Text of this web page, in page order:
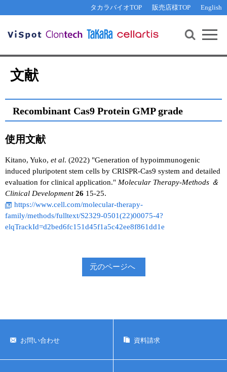
タカラバイオTOP 販売店様TOP English
機能解析・サイレンシング
装置・ソフトウェア
サンプル請求
テクニカルサポートライン
その他 ライセンスに関するご相談
遺伝子組換え生物該当製品
研究支援ツール
Cut-Site Navigator 制限酵素切断サイトの検索
In-Fusion Cloning プライマー設計
抗体検索サイト
リアルタイムPCR（インターカレーター法）
プライマー・プローブ検索・注文
機器ソフトウェア・ベクター配列ダウンロード
ラーニングセンター
実験ガイド
遺伝子検査ガイド（食品・水質・家畜他）
クローニング実験ガイド
細胞選択ガイド
お問い合わせ WEB会員登録
文献
Recombinant Cas9 Protein GMP grade
使用文献
Kitano, Yuko, et al. (2022) "Generation of hypoimmunogenic
induced pluripotent stem cells by CRISPR-Cas9 system and detailed
evaluation for clinical application." Molecular Therapy-Methods ＆
Clinical Development 26 15-25.
https://www.cell.com/molecular-therapy-
family/methods/fulltext/S2329-0501(22)00075-4?
elqTrackId=d2bed6fc151d45f1a5c42ee8f861dd1e
元のページへ
お問い合わせ 資料請求